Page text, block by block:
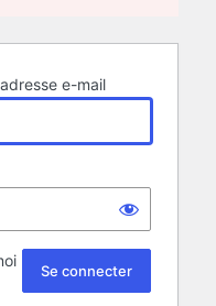
e-mail